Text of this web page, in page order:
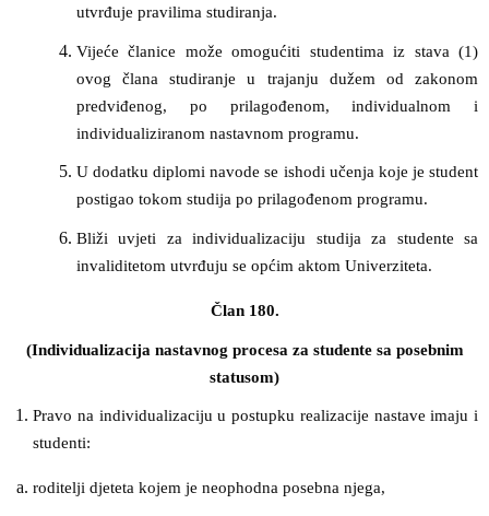
utvrđuje pravilima studiranja.
Vijeće članice može omogućiti studentima iz stava (1)
ovog člana studiranje u trajanju dužem od zakonom
predviđenog, po prilagođenom, individualnom i
individualiziranom nastavnom programu.
U dodatku diplomi navode se ishodi učenja koje je student
postigao tokom studija po prilagođenom programu.
Bliži uvjeti za individualizaciju studija za studente sa
invaliditetom utvrđuju se općim aktom Univerziteta.
Član 180.
(Individualizacija nastavnog procesa za studente sa posebnim
statusom)
Pravo na individualizaciju u postupku realizacije nastave imaju i
studenti:
roditelji djeteta kojem je neophodna posebna njega,